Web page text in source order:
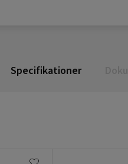
Specifikationer